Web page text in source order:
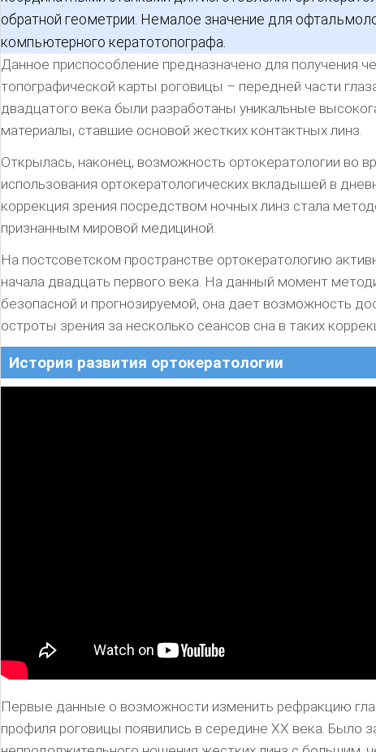
обратной геометрии. Немалое значение для
компьютерного кератотопографа.
Данное приспособление предназначено для получения
топографической карты роговицы – передней части
двадцатого века были разработаны уникальные
материалы, ставшие основой жестких контактных линз.
Открылась, наконец, возможность ортокератологии во
использования ортокератологических вкладышей в
коррекция зрения посредством ночных линз стала
признанным мировой медициной.
На постсоветском пространстве ортокератологию
начала двадцать первого века. На данный момент
безопасной и прогнозируемой, она дает возможность
остроты зрения за несколько сеансов сна в таких
История развития ортокератологии
Первые данные о возможности изменить рефракцию
профиля роговицы появились в середине XX века. Было